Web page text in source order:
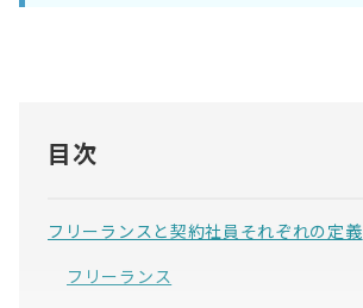
目次
フリーランスと契約社員それぞれの定義
フリーランス